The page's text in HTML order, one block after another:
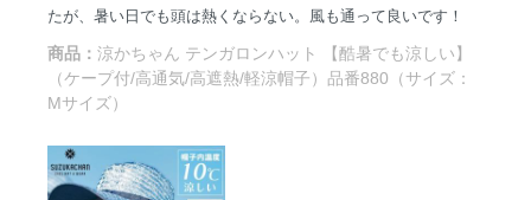
たが、暑い日でも頭は熱くならない。風も通って良いです！
商品： 涼かちゃん テンガロンハット 【酷暑でも涼しい】
（ケープ付/高通気/高遮熱/軽涼帽子）品番880（サイズ：
Mサイズ）